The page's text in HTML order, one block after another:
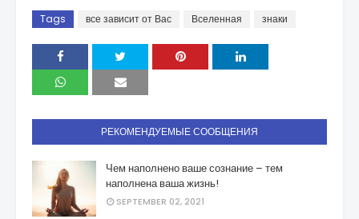
Tags все зависит от Вас Вселенная знаки
РЕКОМЕНДУЕМЫЕ СООБЩЕНИЯ
Чем наполнено ваше сознание – тем
наполнена ваша жизнь!
SEPTEMBER 02, 2021